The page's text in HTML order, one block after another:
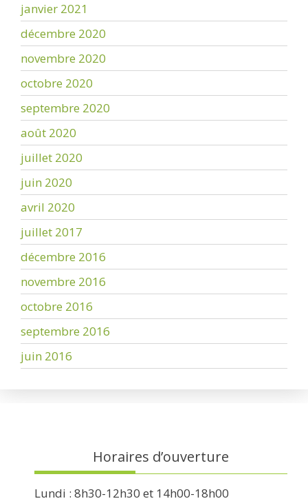
janvier 2021
décembre 2020
novembre 2020
octobre 2020
septembre 2020
août 2020
juillet 2020
juin 2020
avril 2020
juillet 2017
décembre 2016
novembre 2016
octobre 2016
septembre 2016
juin 2016
Horaires d’ouverture
Lundi : 8h30-12h30 et 14h00-18h00